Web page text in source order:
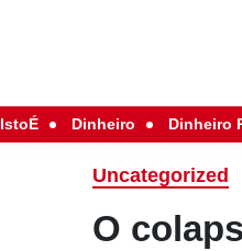
IstoÉ Dinheiro Dinheiro
Uncategorized
O